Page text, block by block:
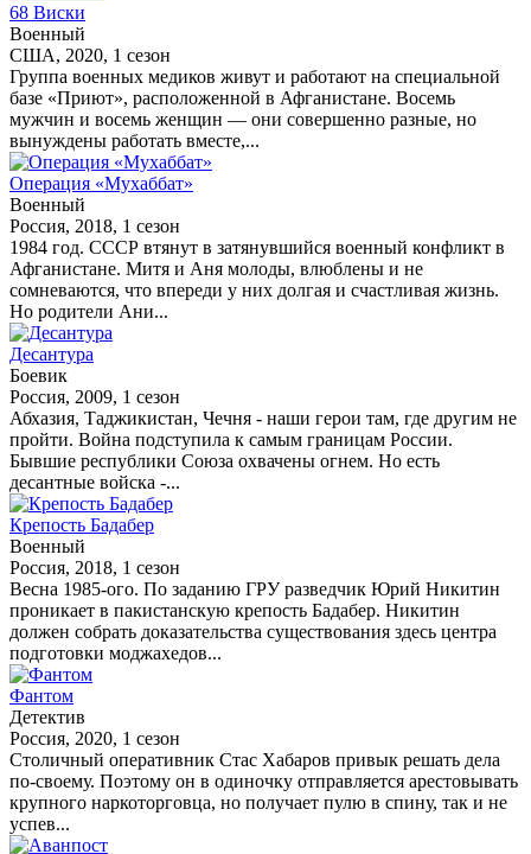
68 Виски
Военный
США, 2020, 1 сезон
Группа военных медиков живут и работают на специальной
базе «Приют», расположенной в Афганистане. Восемь
мужчин и восемь женщин — они совершенно разные, но
вынуждены работать вместе,...
Операция «Мухаббат»
Военный
Россия, 2018, 1 сезон
1984 год. СССР втянут в затянувшийся военный конфликт в
Афганистане. Митя и Аня молоды, влюблены и не
сомневаются, что впереди у них долгая и счастливая жизнь.
Но родители Ани...
Десантура
Боевик
Россия, 2009, 1 сезон
Абхазия, Таджикистан, Чечня - наши герои там, где другим не
пройти. Война подступила к самым границам России.
Бывшие республики Союза охвачены огнем. Но есть
десантные войска -...
Крепость Бадабер
Военный
Россия, 2018, 1 сезон
Весна 1985-ого. По заданию ГРУ разведчик Юрий Никитин
проникает в пакистанскую крепость Бадабер. Никитин
должен собрать доказательства существования здесь центра
подготовки моджахедов...
Фантом
Детектив
Россия, 2020, 1 сезон
Столичный оперативник Стас Хабаров привык решать дела
по-своему. Поэтому он в одиночку отправляется арестовывать
крупного наркоторговца, но получает пулю в спину, так и не
успев...